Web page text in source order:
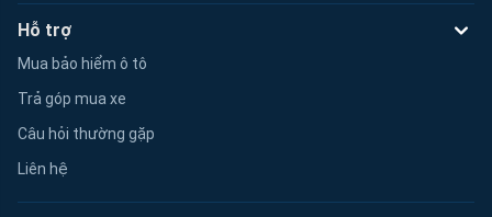
Hỗ trợ
Mua bảo hiểm ô tô
Trả góp mua xe
Câu hỏi thường gặp
Liên hệ